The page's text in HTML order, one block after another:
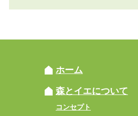
ホーム
森とイエについて
コンセプト